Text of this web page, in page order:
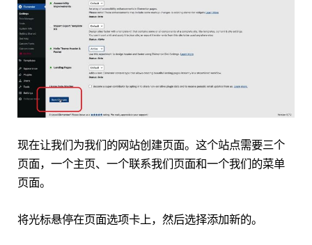
现在让我们为我们的网站创建页面。这个站点需要三个
页面，一个主页、一个联系我们页面和一个我们的菜单
页面。
将光标悬停在页面选项卡上，然后选择添加新的。